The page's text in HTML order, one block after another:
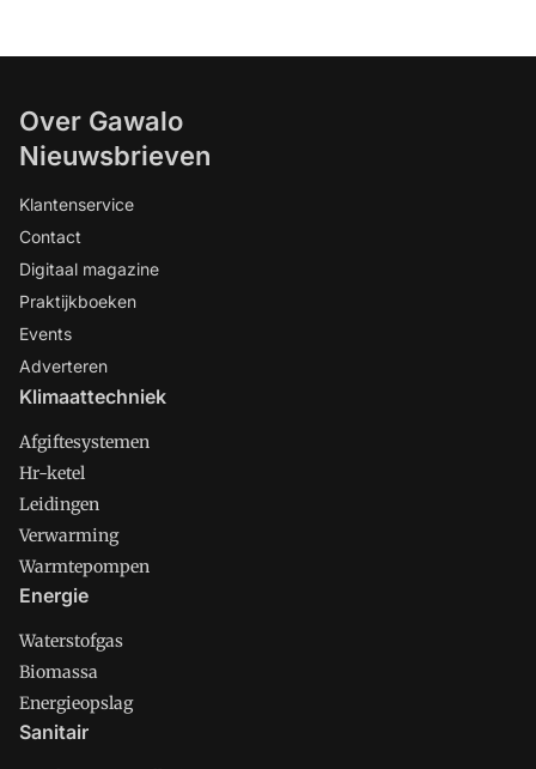
Over Gawalo
Nieuwsbrieven
Klantenservice
Contact
Digitaal magazine
Praktijkboeken
Events
Adverteren
Klimaattechniek
Afgiftesystemen
Hr-ketel
Leidingen
Verwarming
Warmtepompen
Energie
Waterstofgas
Biomassa
Energieopslag
Sanitair